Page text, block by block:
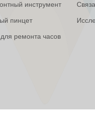
инструмент
пинцет
ремонта часов